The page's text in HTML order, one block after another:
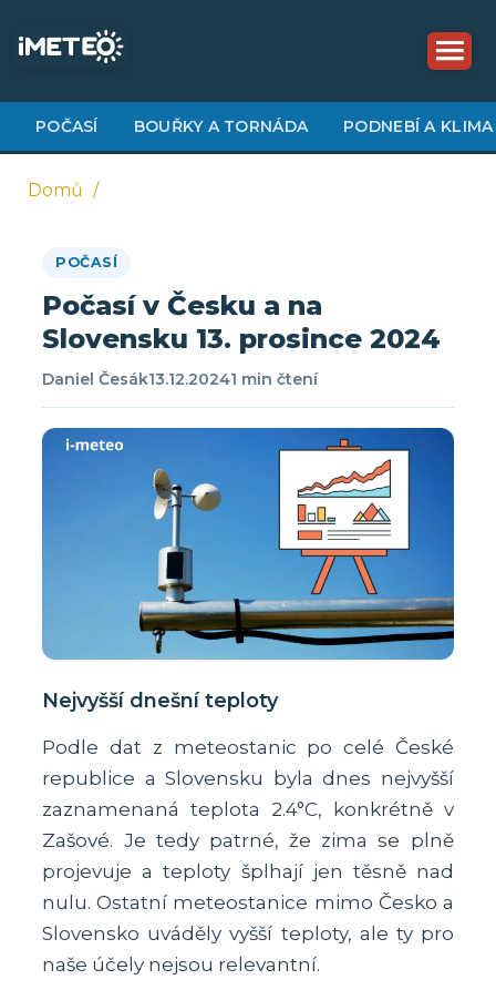
obsahu
POČASÍ BOUŘKY A TORNÁDA PODNEBÍ A KLIMA
navigace
Domů
POČASÍ
Počasí v Česku a na
Slovensku 13. prosince 2024
Daniel Česák13.12.20241 min čtení
Nejvyšší dnešní teploty
Podle dat z meteostanic po celé České
republice a Slovensku byla dnes nejvyšší
zaznamenaná teplota 2.4°C, konkrétně v
Zašové. Je tedy patrné, že zima se plně
projevuje a teploty šplhají jen těsně nad
nulu. Ostatní meteostanice mimo Česko a
Slovensko uváděly vyšší teploty, ale ty pro
naše účely nejsou relevantní.